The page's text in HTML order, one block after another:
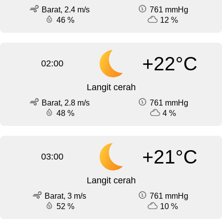
Barat, 2.4 m/s
761 mmHg
46 %
12 %
02:00 +22°C
Langit cerah
Barat, 2.8 m/s
761 mmHg
48 %
4 %
03:00 +21°C
Langit cerah
Barat, 3 m/s
761 mmHg
52 %
10 %